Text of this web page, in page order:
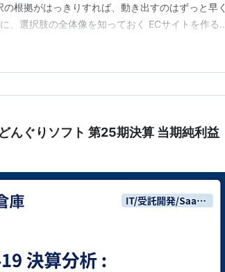
根拠がはっきりすれば、動き出すのはずっと早く
、選択肢の全体像を知っておく ECサイトを作る
売導線」の3つです。なかでも、技術がなくても
んぐりソフト 第25期決算 当期純利益